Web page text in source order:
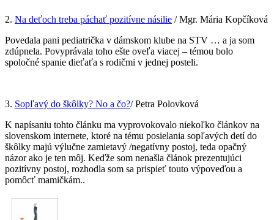
2. Na deťoch treba páchať pozitívne násilie / Mgr. Mária Kopčíková
Povedala pani pediatrička v dámskom klube na STV … a ja som
zdúpnela. Povyprávala toho ešte oveľa viacej – témou bolo
spoločné spanie dieťaťa s rodičmi v jednej posteli.
3. Sopľavý do škôlky? No a čo?/ Petra Polovková
K napísaniu tohto článku ma vyprovokovalo niekoľko článkov na
slovenskom internete, ktoré na tému posielania sopľavých detí do
škôlky majú výlučne zamietavý /negatívny postoj, teda opačný
názor ako je ten môj. Keďže som nenašla článok prezentujúci
pozitívny postoj, rozhodla som sa prispieť touto výpoveďou a
pomôcť mamičkám..